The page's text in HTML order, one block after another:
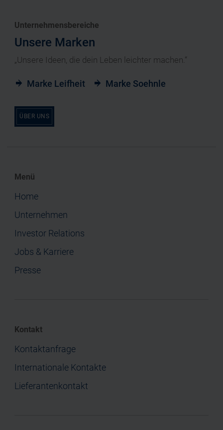
Unternehmensbereiche
Unsere Marken
„Unsere Ideen, die dein Leben leichter machen.“
Marke Leifheit Marke Soehnle
ÜBER UNS
Menü
Home
Unternehmen
Investor Relations
Jobs & Karriere
Presse
Kontakt
Kontaktanfrage
Internationale Kontakte
Lieferantenkontakt